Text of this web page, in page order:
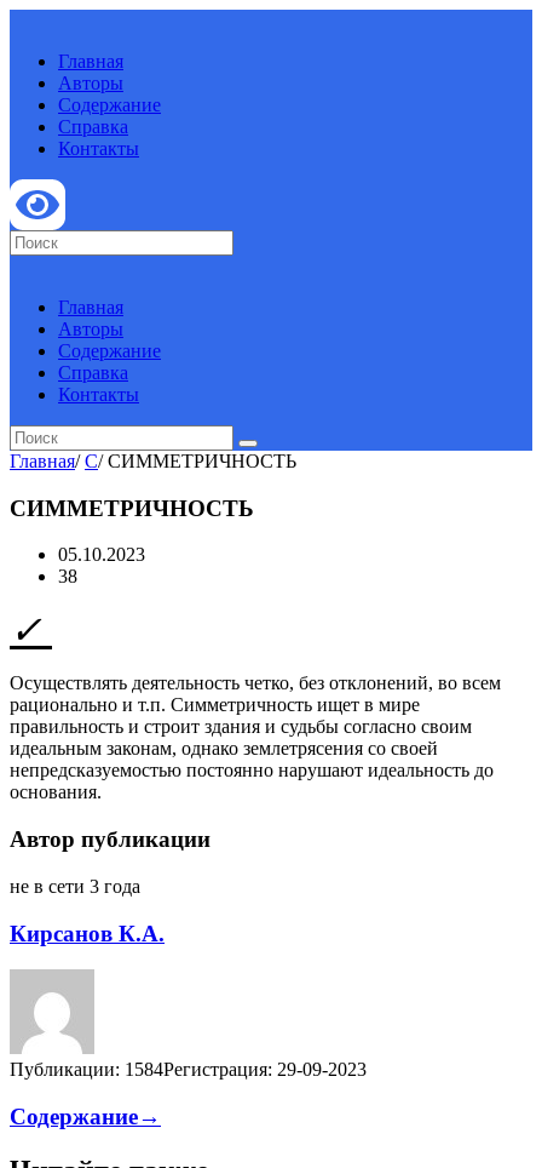
Главная
Авторы
Содержание
Справка
Контакты
Главная
Авторы
Содержание
Справка
Контакты
Главная/ С/ СИММЕТРИЧНОСТЬ
СИММЕТРИЧНОСТЬ
05.10.2023
38
Осуществлять деятельность четко, без отклонений, во всем
рационально и т.п. Симметричность ищет в мире
правильность и строит здания и судьбы согласно своим
идеальным законам, однако землетрясения со своей
непредсказуемостью постоянно нарушают идеальность до
основания.
Автор публикации
не в сети 3 года
Кирсанов К.А.
Публикации: 1584Регистрация: 29-09-2023
Содержание→